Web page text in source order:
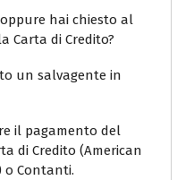
hai chiesto al
Carta di Credito?
un salvagente in
il pagamento del
di Credito (American
o Contanti.